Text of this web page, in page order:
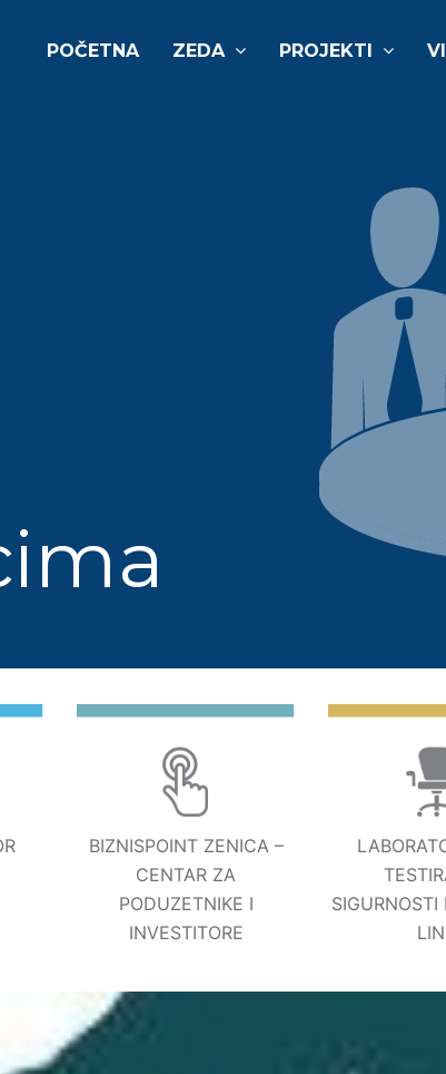
POČETNA ZEDA PROJEKTI
BIZNISPOINT ZENICA –
CENTAR ZA
PODUZETNIKE I
INVESTITORE
SIGURNOSTI